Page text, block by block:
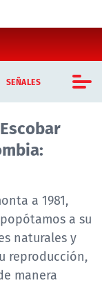
SEÑALES
a 1981,
a su
naturales y
reproducción,
manera